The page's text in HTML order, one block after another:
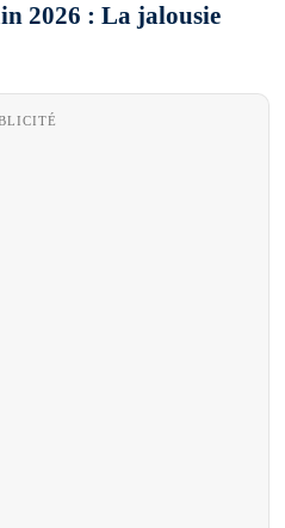
2026 : La jalousie